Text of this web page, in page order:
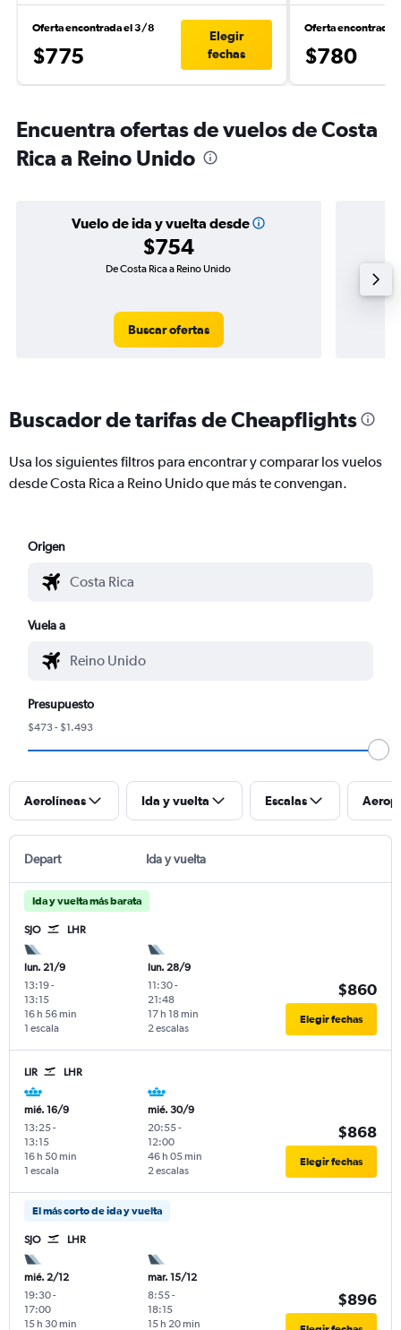
Oferta encontrada el 3/8
$775
Elegir
fechas
Oferta encontrada
$780
Encuentra ofertas de vuelos de Costa
Rica a Reino Unido
Vuelo de ida y vuelta desde
$754
De Costa Rica a Reino Unido
Buscar ofertas
Buscador de tarifas de Cheapflights
Usa los siguientes filtros para encontrar y comparar los vuelos
desde Costa Rica a Reino Unido que más te convengan.
Origen
Vuela a
Presupuesto
$473 - $1.493
Aerolíneas Ida y vuelta Escalas
Depart Ida y vuelta
Ida y vuelta más barata
SJO LHR
lun. 21/9
13:19-
13:15
1 escala
16 h 56 min
lun. 28/9
11:30-
21:48
2 escalas
17 h 18 min
$860
Elegir fechas
LIR LHR
mié. 16/9
13:25-
13:15
1 escala
16 h 50 min
mié. 30/9
20:55-
12:00
2 escalas
46 h 05 min
$868
Elegir fechas
El más corto de ida y vuelta
SJO LHR
mié. 2/12
19:30-
17:00
15 h 30 min
mar. 15/12
8:55-
18:15
15 h 20 min
$896